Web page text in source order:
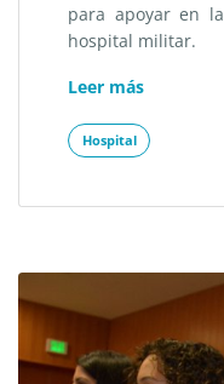
para apoyar en
hospital militar.
Leer más
Hospital